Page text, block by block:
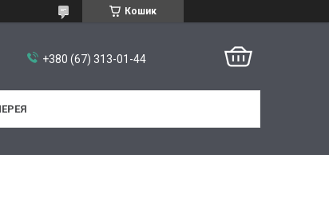
Кошик
+380 (67) 313-01-44